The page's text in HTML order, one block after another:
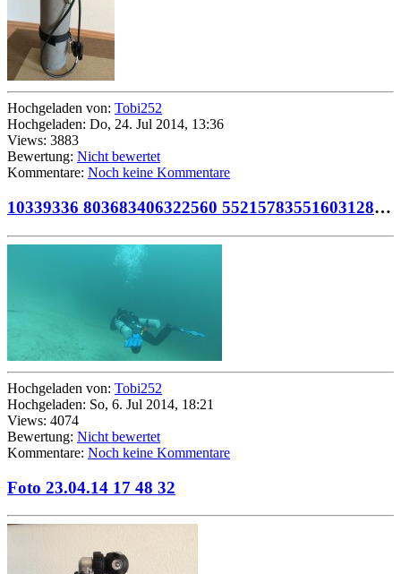
Hochgeladen von: Tobi252
Hochgeladen: Do, 24. Jul 2014, 13:36
Views: 3883
Bewertung: Nicht bewertet
Kommentare: Noch keine Kommentare
10339336 803683406322560 5521578355160312880 o
Hochgeladen von: Tobi252
Hochgeladen: So, 6. Jul 2014, 18:21
Views: 4074
Bewertung: Nicht bewertet
Kommentare: Noch keine Kommentare
Foto 23.04.14 17 48 32